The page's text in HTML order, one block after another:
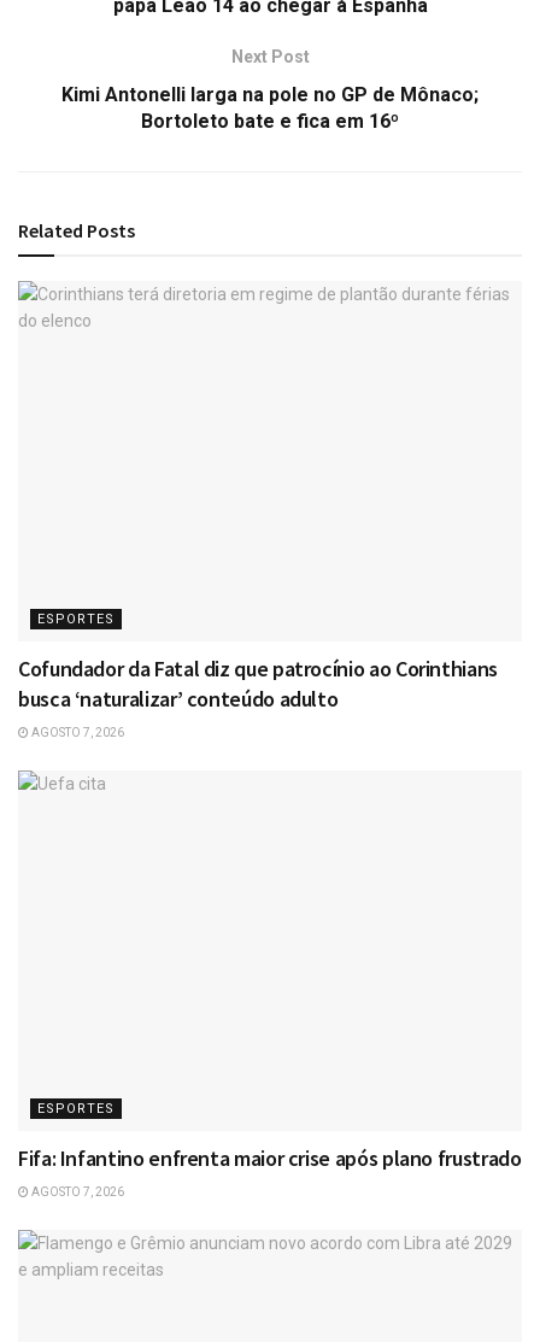
papa Leão 14 ao chegar à Espanha
Next Post
Kimi Antonelli larga na pole no GP de Mônaco;
Bortoleto bate e fica em 16º
Related Posts
ESPORTES
Cofundador da Fatal diz que patrocínio ao Corinthians
busca ‘naturalizar’ conteúdo adulto
AGOSTO 7, 2026
ESPORTES
Fifa: Infantino enfrenta maior crise após plano frustrado
AGOSTO 7, 2026